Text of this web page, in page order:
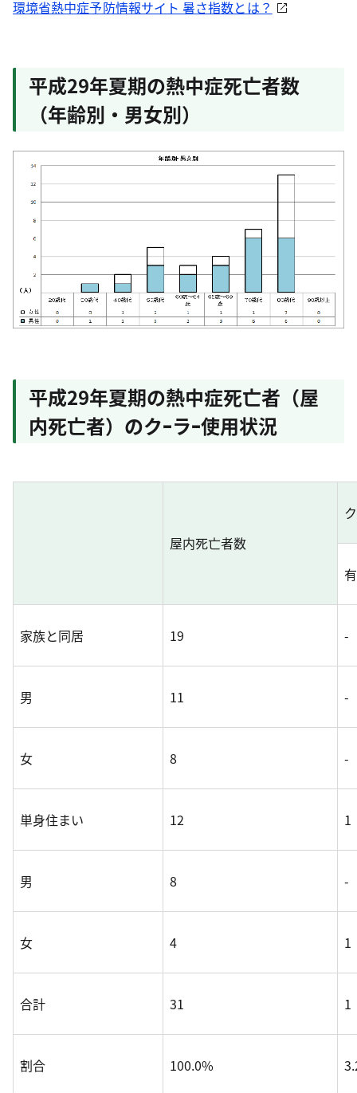
環境省熱中症予防情報サイト 暑さ指数とは？
平成29年夏期の熱中症死亡者数
（年齢別・男女別）
平成29年夏期の熱中症死亡者（屋
内死亡者）のクｰラｰ使用状況
屋内死亡者数
有
家族と同居 19 -
男 11 -
女 8 -
単身住まい 12 1
男 8 -
女 4 1
合計 31 1
割合 100.0%